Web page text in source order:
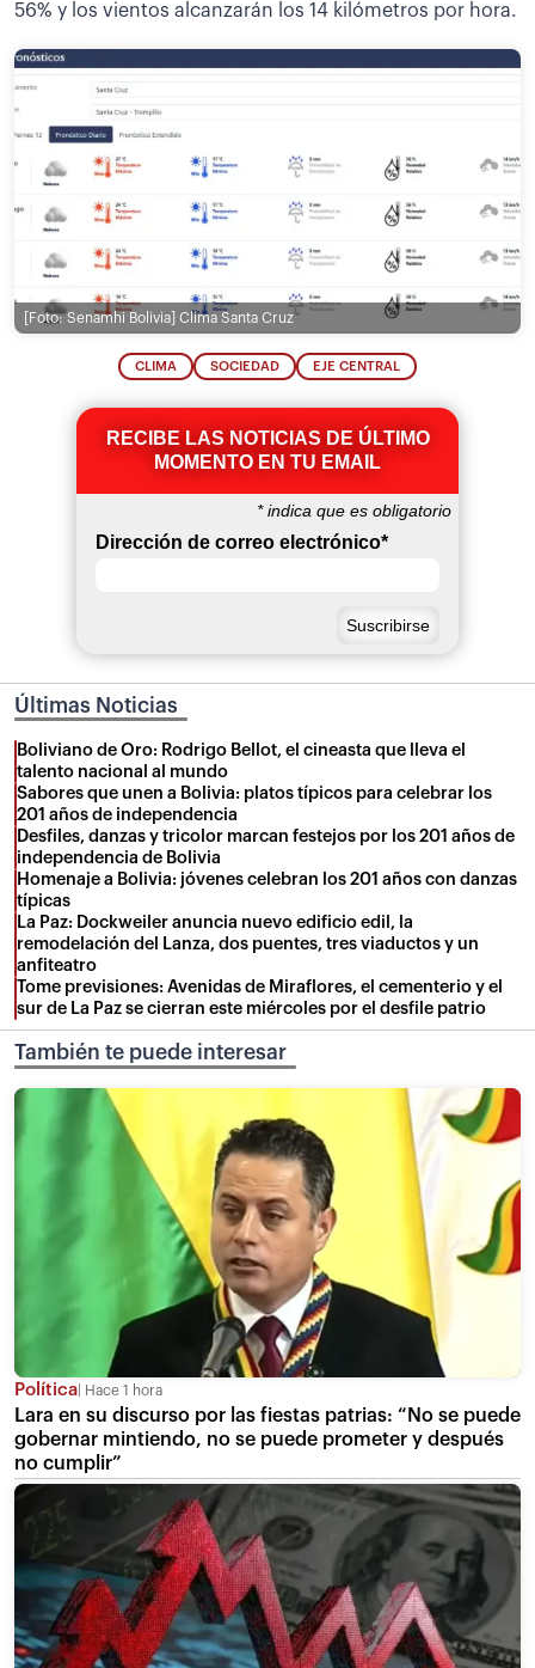
56% y los vientos alcanzarán los 14 kilómetros por hora.
[Foto: Senamhi Bolivia] Clima Santa Cruz
CLIMA SOCIEDAD EJE CENTRAL
RECIBE LAS NOTICIAS DE ÚLTIMO
MOMENTO EN TU EMAIL
*indica que es obligatorio
Dirección de correo electrónico*
Últimas Noticias
Boliviano de Oro: Rodrigo Bellot, el cineasta que lleva el
talento nacional al mundo
Sabores que unen a Bolivia: platos típicos para celebrar los
201 años de independencia
Desfiles, danzas y tricolor marcan festejos por los 201 años de
independencia de Bolivia
Homenaje a Bolivia: jóvenes celebran los 201 años con danzas
típicas
La Paz: Dockweiler anuncia nuevo edificio edil, la
remodelación del Lanza, dos puentes, tres viaductos y un
anfiteatro
Tome previsiones: Avenidas de Miraflores, el cementerio y el
sur de La Paz se cierran este miércoles por el desfile patrio
También te puede interesar
Política Hace 1 hora
Lara en su discurso por las fiestas patrias: “No se puede
gobernar mintiendo, no se puede prometer y después
no cumplir”